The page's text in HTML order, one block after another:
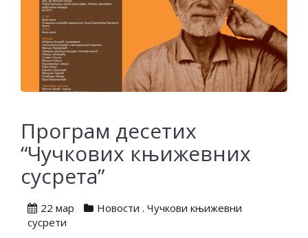
Програм десетих
“Чучкових књижевних
сусрета”
22 мар Новости . Чучкови књижевни
сусрети